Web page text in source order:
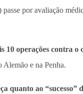
por avaliação
10 operações contra o
Alemão e na Penha.
quanto ao “sucesso”